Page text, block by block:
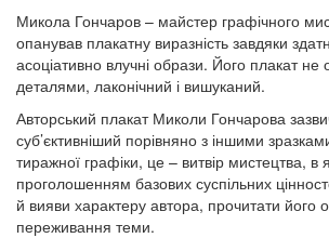
Микола Гончаров – майстер графічного
опанував плакатну виразність завдяки
асоціативно влучні образи. Його плакат
деталями, лаконічний і вишуканий.
Авторський плакат Миколи Гончарова
суб’єктивніший порівняно з іншими
тиражної графіки, це – витвір мистецтва, в
проголошенням базових суспільних
й вияви характеру автора, прочитати його
переживання теми.